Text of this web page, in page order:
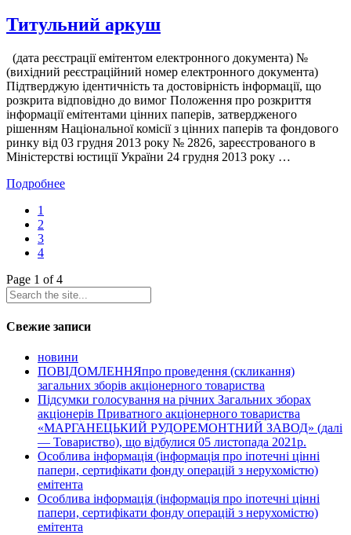
Титульний аркуш
(дата реєстрації емітентом електронного документа) №
(вихідний реєстраційний номер електронного документа)
Підтверджую ідентичність та достовірність інформації, що
розкрита відповідно до вимог Положення про розкриття
інформації емітентами цінних паперів, затвердженого
рішенням Національної комісії з цінних паперів та фондового
ринку від 03 грудня 2013 року № 2826, зареєстрованого в
Міністерстві юстиції України 24 грудня 2013 року …
Подробнее
1
2
3
4
Page 1 of 4
Свежие записи
новини
ПОВІДОМЛЕННЯпро проведення (скликання)
загальних зборів акціонерного товариства
Підсумки голосування на річних Загальних зборах
акціонерів Приватного акціонерного товариства
«МАРГАНЕЦЬКИЙ РУДОРЕМОНТНИЙ ЗАВОД» (далі
— Товариство), що відбулися 05 листопада 2021р.
Особлива інформація (інформація про іпотечні цінні
папери, сертифікати фонду операцій з нерухомістю)
емітента
Особлива інформація (інформація про іпотечні цінні
папери, сертифікати фонду операцій з нерухомістю)
емітента